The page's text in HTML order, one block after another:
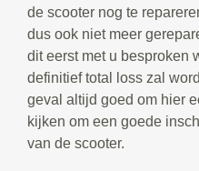
de scooter nog te
dus ook niet meer
dit eerst met u besproken
definitief total loss zal
geval altijd goed om hier
kijken om een goede
van de scooter.